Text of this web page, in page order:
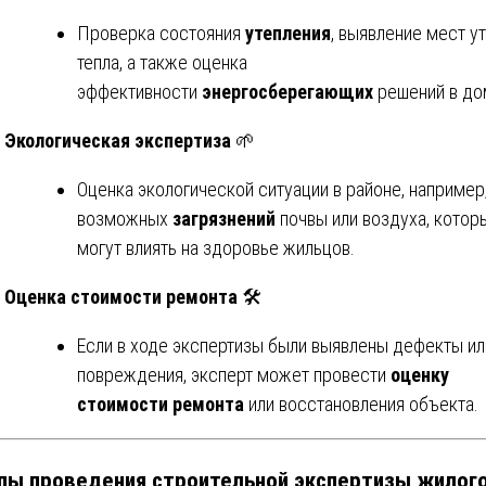
Проверка состояния утепления, выявление мест
тепла, а также оценка
эффективности энергосберегающих решений в
Экологическая экспертиза 🌱
Оценка экологической ситуации в районе, например,
возможных загрязнений почвы или воздуха,
могут влиять на здоровье жильцов.
Оценка стоимости ремонта 🛠️
Если в ходе экспертизы были выявлены дефекты
повреждения, эксперт может провести оценку
стоимости ремонта или восстановления объекта.
проведения строительной экспертизы